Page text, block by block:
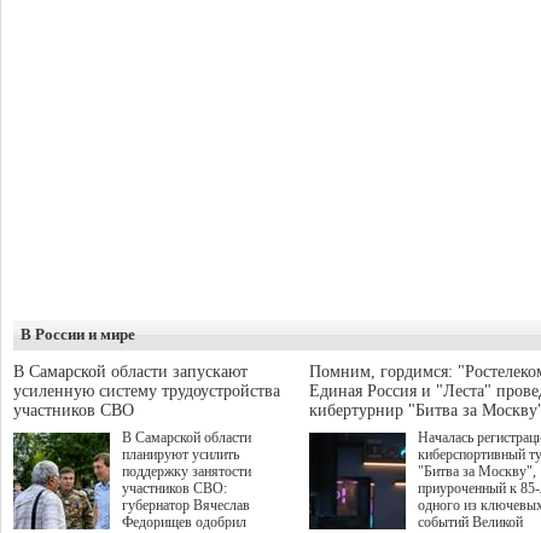
В России и мире
В Самарской области запускают
усиленную систему трудоустройства
участников СВО
В Самарской области
планируют усилить
поддержку занятости
участников СВО:
губернатор Вячеслав
Федорищев одобрил
Помним, гордимся:
Единая Россия и "Леста"
кибертурнир "Битва за
Началась
киберспортивный
"Битва за Москву",
приуроченный к
одного из
событий Великой